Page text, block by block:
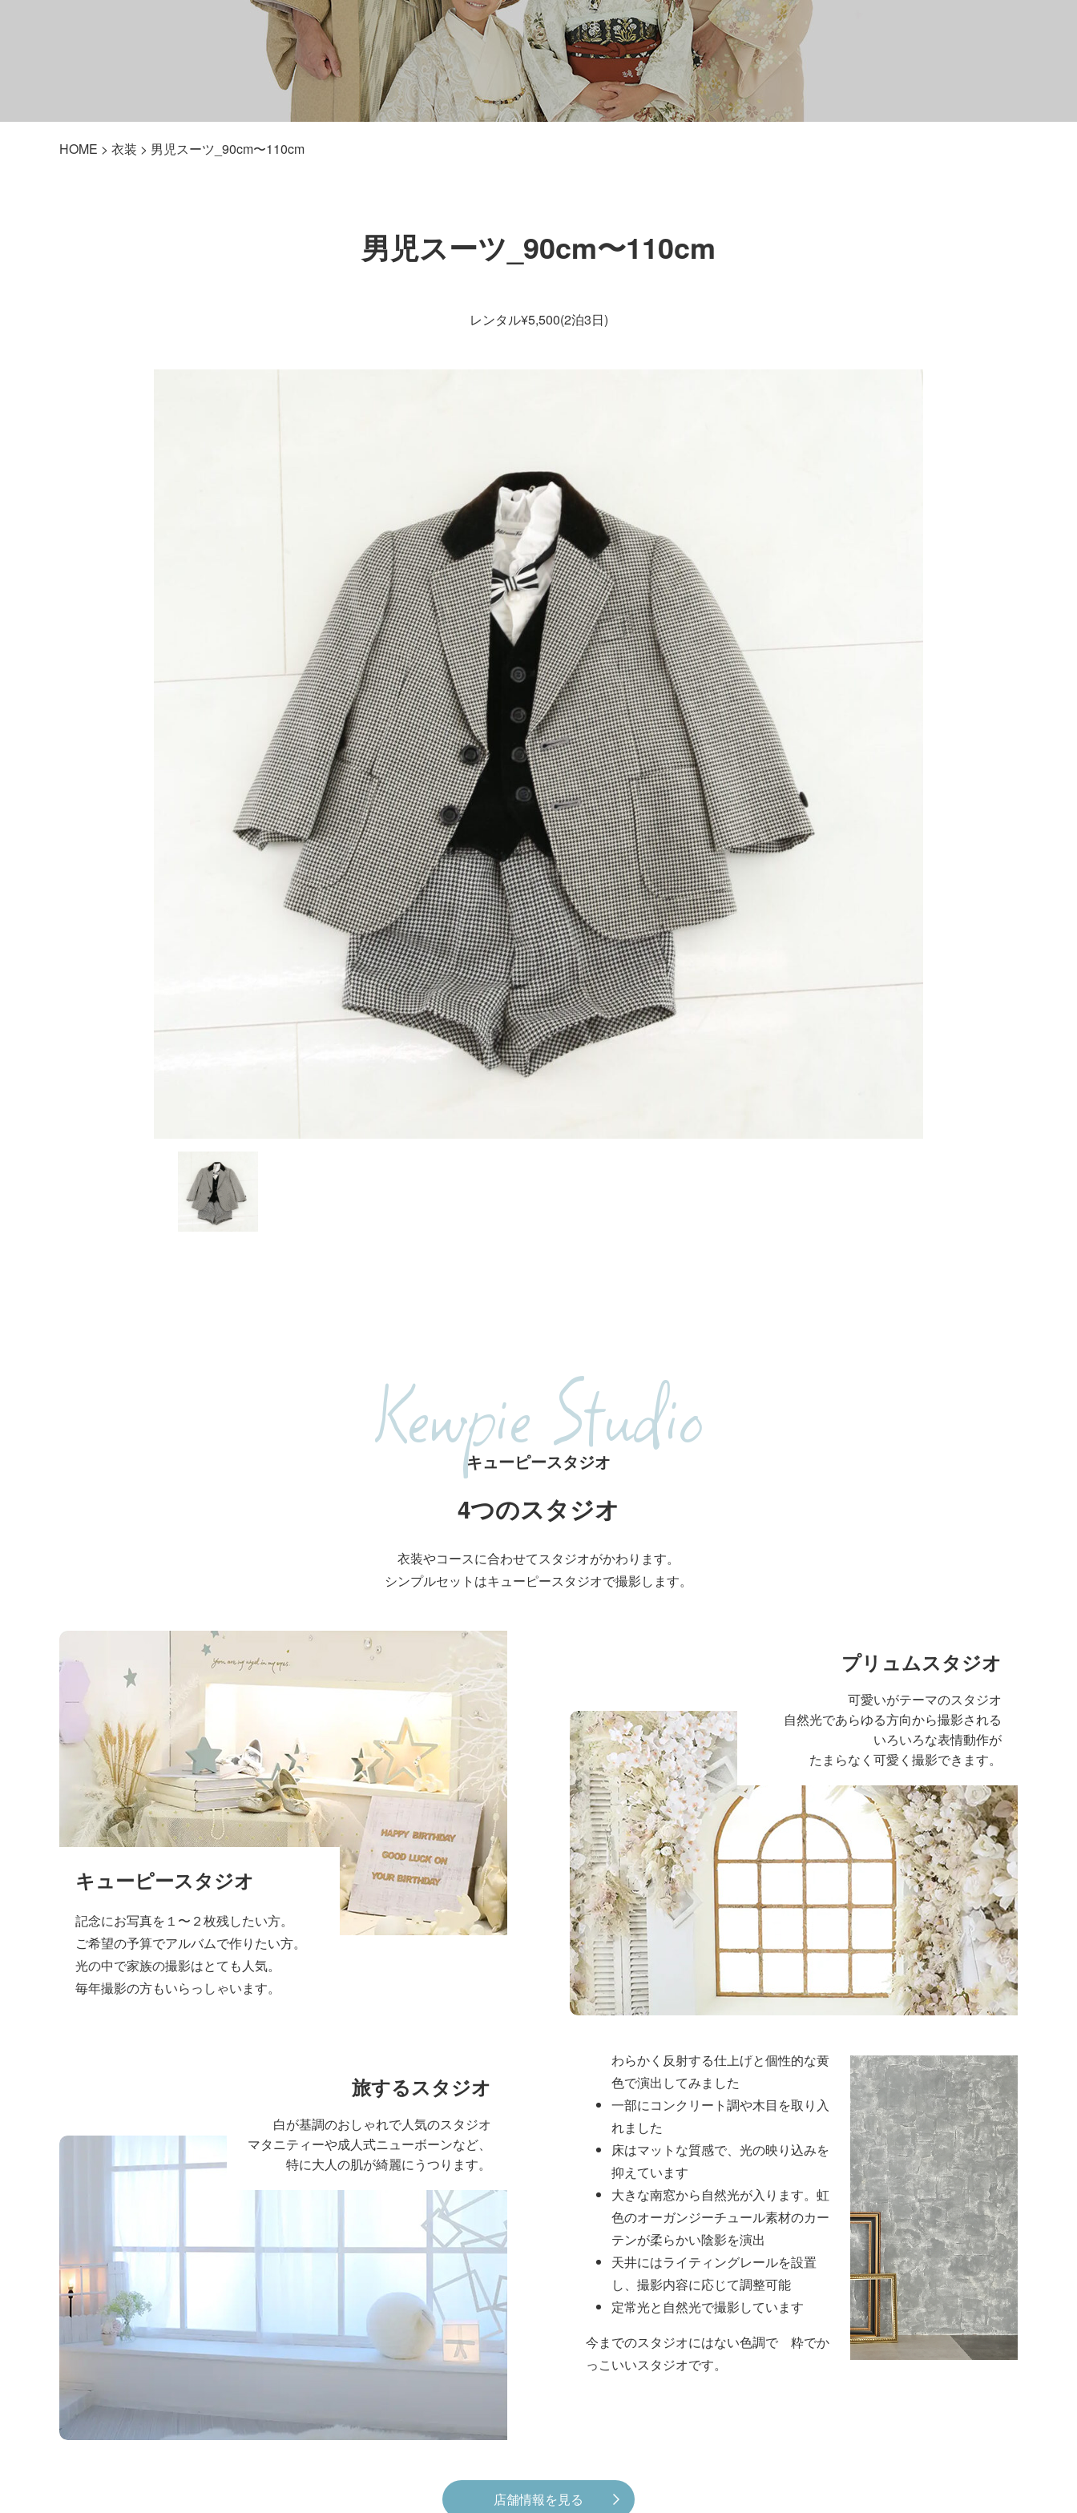
HOME > 衣装 > 男児スーツ_90cm〜110cm
男児スーツ_90cm〜110cm
レンタル¥5,500(2泊3日)
Kewpie Studio
キューピースタジオ
4つのスタジオ
衣装やコースに合わせてスタジオがかわります。
シンプルセットはキューピースタジオで撮影します。
キューピースタジオ
記念にお写真を１〜２枚残したい方。
ご希望の予算でアルバムで作りたい方。
光の中で家族の撮影はとても人気。
毎年撮影の方もいらっしゃいます。
プリュムスタジオ
可愛いがテーマのスタジオ
自然光であらゆる方向から撮影される
いろいろな表情動作が
たまらなく可愛く撮影できます。
旅するスタジオ
白が基調のおしゃれで人気のスタジオ
マタニティーや成人式ニューボーンなど、
特に大人の肌が綺麗にうつります。
リルスタジオ
シンプルで清潔感のある広い空間のスタジ
オです
天井も3メートルの高さで写真に広さを感
じさせます
全体の雰囲気
スタジオ全体は
シンプルで清潔感のある空
間を基調とし、被写体が最も美しく引き立
つようデザインされています。
わらかく反射する仕上げと個性的な黄
色で演出してみました
一部にコンクリート調や木目を取り入
れました
床はマットな質感で、光の映り込みを
抑えています
大きな南窓から自然光が入ります。虹
色のオーガンジーチュール素材のカー
テンが柔らかい陰影を演出
天井にはライティングレールを設置
し、撮影内容に応じて調整可能
定常光と自然光で撮影しています
今までのスタジオにはない色調で 粋でか
っこいいスタジオです。
店舗情報を見る